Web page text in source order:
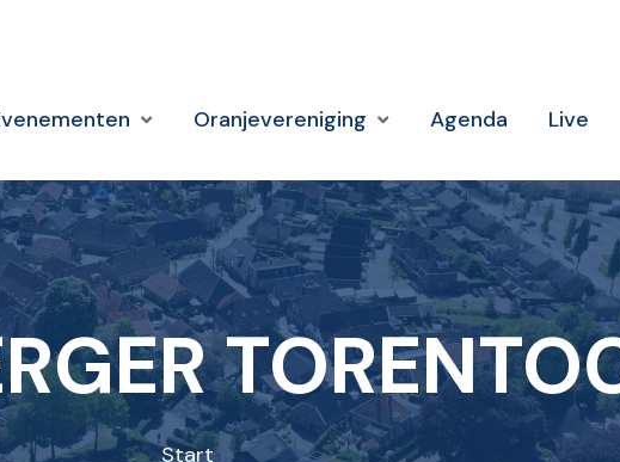
Oranjevereniging Agenda Live
Start